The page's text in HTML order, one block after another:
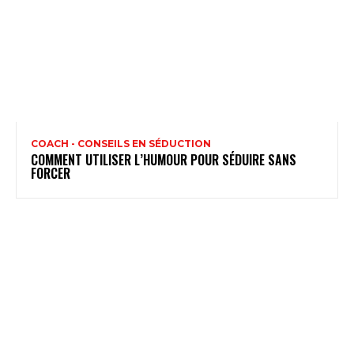
COACH - CONSEILS EN SÉDUCTION
COMMENT UTILISER L’HUMOUR POUR SÉDUIRE SANS
FORCER